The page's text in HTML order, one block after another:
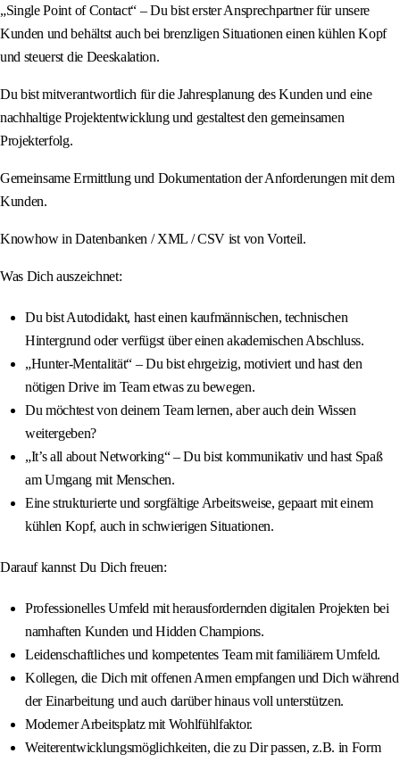
„Single Point of Contact“ – Du bist erster Ansprechpartner für unsere
Kunden und behältst auch bei brenzligen Situationen einen kühlen Kopf
und steuerst die Deeskalation.
Du bist mitverantwortlich für die Jahresplanung des Kunden und eine
nachhaltige Projektentwicklung und gestaltest den gemeinsamen
Projekterfolg.
Gemeinsame Ermittlung und Dokumentation der Anforderungen mit dem
Kunden.
Knowhow in Datenbanken / XML / CSV ist von Vorteil.
Was Dich auszeichnet:
Du bist Autodidakt, hast einen kaufmännischen, technischen
Hintergrund oder verfügst über einen akademischen Abschluss.
„Hunter-Mentalität“ – Du bist ehrgeizig, motiviert und hast den
nötigen Drive im Team etwas zu bewegen.
Du möchtest von deinem Team lernen, aber auch dein Wissen
weitergeben?
„It’s all about Networking“ – Du bist kommunikativ und hast Spaß
am Umgang mit Menschen.
Eine strukturierte und sorgfältige Arbeitsweise, gepaart mit einem
kühlen Kopf, auch in schwierigen Situationen.
Darauf kannst Du Dich freuen:
Professionelles Umfeld mit herausfordernden digitalen Projekten bei
namhaften Kunden und Hidden Champions.
Leidenschaftliches und kompetentes Team mit familiärem Umfeld.
Kollegen, die Dich mit offenen Armen empfangen und Dich während
der Einarbeitung und auch darüber hinaus voll unterstützen.
Moderner Arbeitsplatz mit Wohlfühlfaktor.
Weiterentwicklungsmöglichkeiten, die zu Dir passen, z.B. in Form